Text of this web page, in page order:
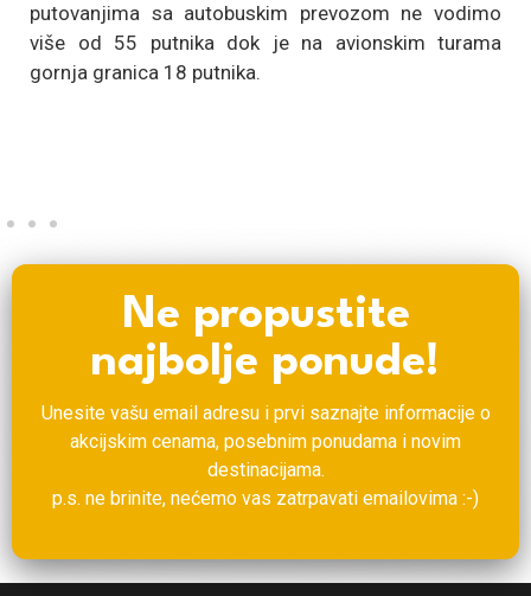
putovanjima sa autobuskim prevozom ne vodimo
više od 55 putnika dok je na avionskim turama
gornja granica 18 putnika.
Ne propustite
najbolje ponude!
Unesite vašu email adresu i prvi saznajte informacije o
akcijskim cenama, posebnim ponudama i novim
destinacijama.
p.s. ne brinite, nećemo vas zatrpavati emailovima :-)